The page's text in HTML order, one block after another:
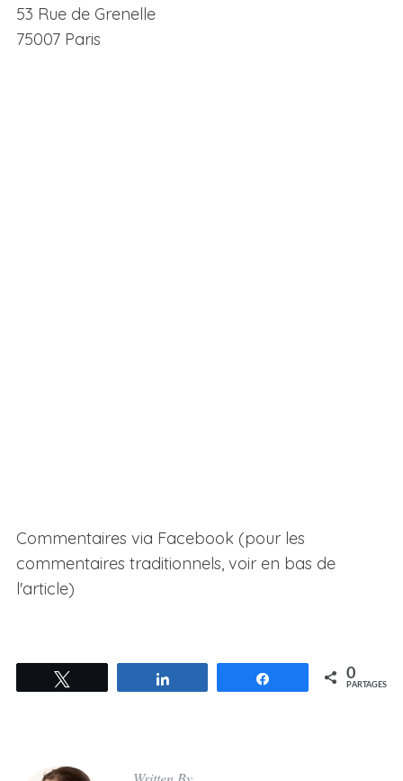
53 Rue de Grenelle
75007 Paris
Commentaires via Facebook (pour les
commentaires traditionnels, voir en bas de
l'article)
Partagez 0
PARTAGES